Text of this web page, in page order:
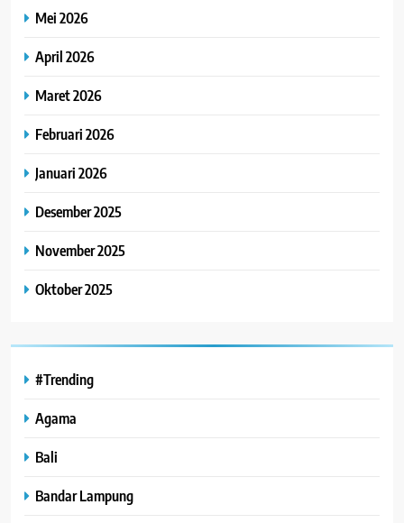
Mei 2026
April 2026
Maret 2026
Februari 2026
Januari 2026
Desember 2025
November 2025
Oktober 2025
#Trending
Agama
Bali
Bandar Lampung